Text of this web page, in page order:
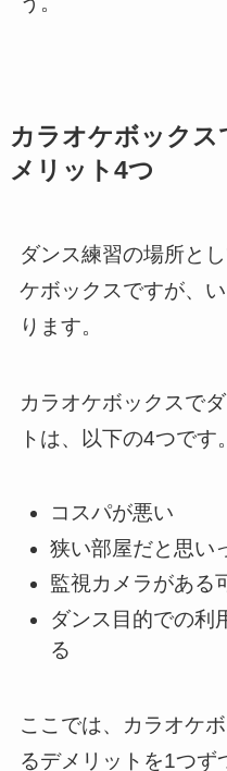
カラオケボック
メリット4つ
ダンス練習の場所と
ケボックスですが、
ります。
カラオケボックスで
トは、以下の4つです。
コスパが悪い
狭い部屋だと思い
監視カメラがある
ダンス目的での利
る
ここでは、カラオケ
るデメリットを1つず